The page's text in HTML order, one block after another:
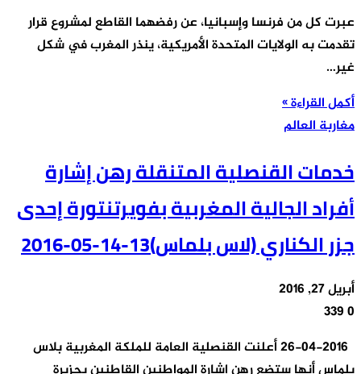
عبرت كل من فرنسا وإسبانيا، عن رفضهما القاطع لمشروع قرار
تقدمت به الولايات المتحدة الأمريكية، ينذر المغرب في شكل
غير…
أكمل القراءة »
مغاربة العالم
خدمات القنصلية المتنقلة رهن إشارة
أفراد الجالية المغربية بفويرتنتورة إحدى
جزر الكناري (لاس بلماس)13-14-05-2016
أبريل 27, 2016
0
26-04-2016 أعلنت القنصلية العامة للملكة المغربية بلاس